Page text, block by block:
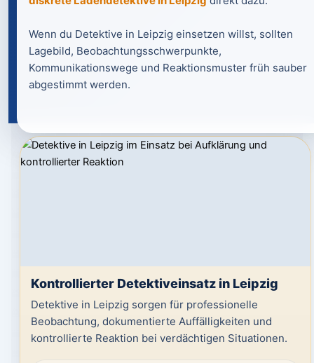
Wenn du Detektive in Leipzig einsetzen willst, sollten
Lagebild, Beobachtungsschwerpunkte,
Kommunikationswege und Reaktionsmuster früh sauber
abgestimmt werden.
Kontrollierter Detektiveinsatz in Leipzig
Detektive in Leipzig sorgen für professionelle
Beobachtung, dokumentierte Auffälligkeiten und
kontrollierte Reaktion bei verdächtigen Situationen.